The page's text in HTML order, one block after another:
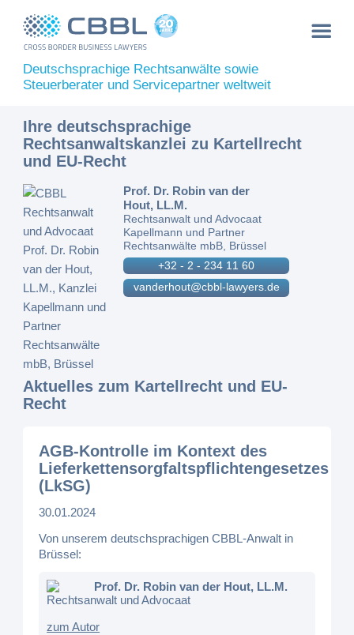
Deutschsprachige Rechtsanwälte sowie
Steuerberater und Servicepartner weltweit
Ihre deutschsprachige
Rechtsanwaltskanzlei zu Kartellrecht
und EU-Recht
Prof. Dr. Robin van der
Hout, LL.M.
Rechtsanwalt und Advocaat
Kapellmann und Partner
Rechtsanwälte mbB, Brüssel
+32 - 2 - 234 11 60
vanderhout@cbbl-lawyers.de
Aktuelles zum Kartellrecht und EU-
Recht
AGB-Kontrolle im Kontext des
Lieferkettensorgfaltspflichtengesetzes
(LkSG)
30.01.2024
Von unserem deutschsprachigen CBBL-Anwalt in
Brüssel:
Prof. Dr. Robin van der Hout, LL.M.
Rechtsanwalt und Advocaat
zum Autor